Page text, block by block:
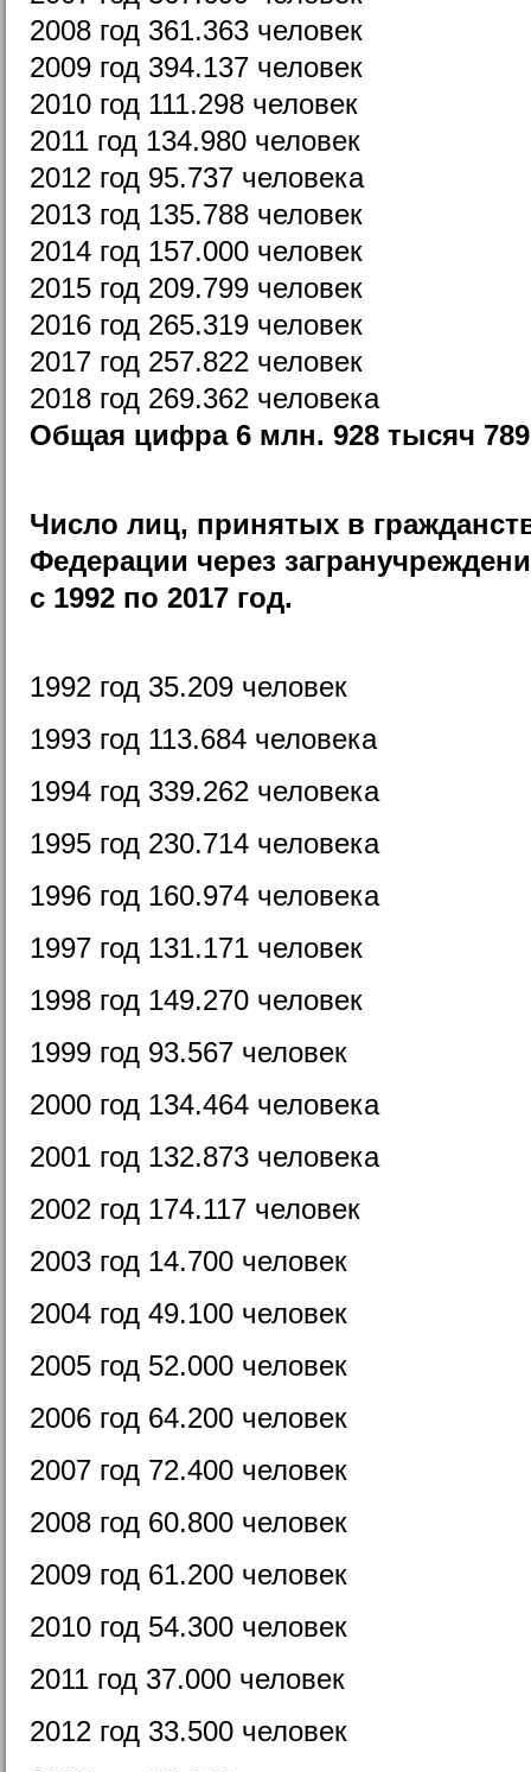
2008 год 361.363 человек
2009 год 394.137 человек
2010 год 111.298 человек
2011 год 134.980 человек
2012 год 95.737 человека
2013 год 135.788 человек
2014 год 157.000 человек
2015 год 209.799 человек
2016 год 265.319 человек
2017 год 257.822 человек
2018 год 269.362 человека
Общая цифра 6 млн. 928 тысяч
Число лиц, принятых в
Федерации через
с 1992 по 2017 год.
1992 год 35.209 человек
1993 год 113.684 человека
1994 год 339.262 человека
1995 год 230.714 человека
1996 год 160.974 человека
1997 год 131.171 человек
1998 год 149.270 человек
1999 год 93.567 человек
2000 год 134.464 человека
2001 год 132.873 человека
2002 год 174.117 человек
2003 год 14.700 человек
2004 год 49.100 человек
2005 год 52.000 человек
2006 год 64.200 человек
2007 год 72.400 человек
2008 год 60.800 человек
2009 год 61.200 человек
2010 год 54.300 человек
2011 год 37.000 человек
2012 год 33.500 человек